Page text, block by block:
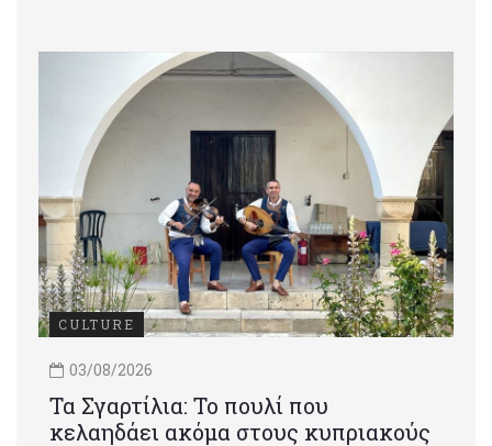
CULTURE
03/08/2026
Τα Σγαρτίλια: Το πουλί που
κελαηδάει ακόμα στους κυπριακούς